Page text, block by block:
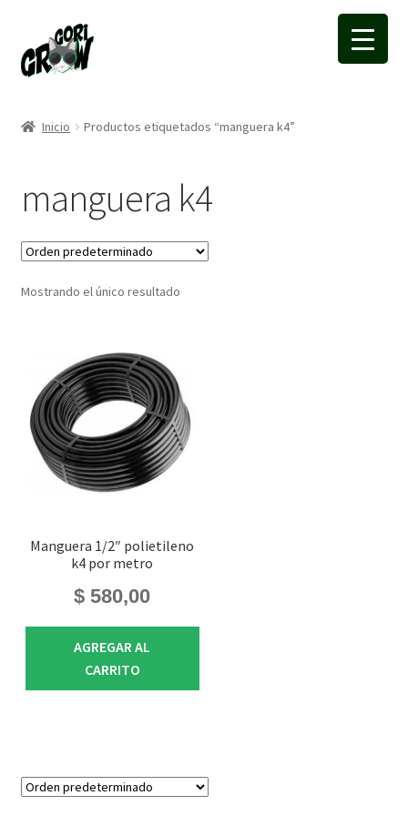
a
la
a
la
Inicio Productos etiquetados “manguera k4”
manguera k4
Mostrando el único resultado
Manguera 1/2″ polietileno
k4 por metro
$ 580,00
AGREGAR AL
CARRITO